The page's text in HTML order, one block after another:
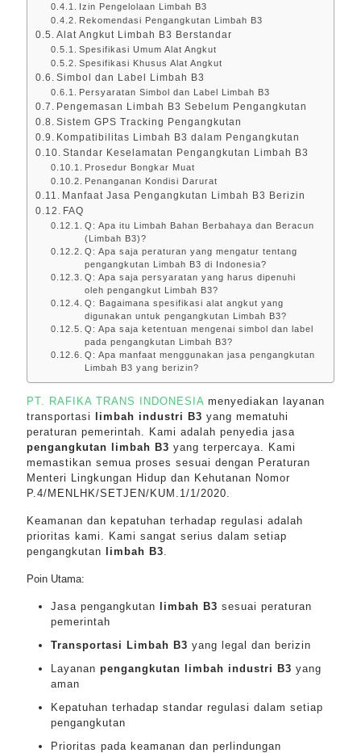
Izin Pengelolaan Limbah B3
Rekomendasi Pengangkutan Limbah B3
Alat Angkut Limbah B3 Berstandar
Spesifikasi Umum Alat Angkut
Spesifikasi Khusus Alat Angkut
Simbol dan Label Limbah B3
Persyaratan Simbol dan Label Limbah B3
Pengemasan Limbah B3 Sebelum Pengangkutan
Sistem GPS Tracking Pengangkutan
Kompatibilitas Limbah B3 dalam Pengangkutan
Standar Keselamatan Pengangkutan Limbah B3
Prosedur Bongkar Muat
Penanganan Kondisi Darurat
Manfaat Jasa Pengangkutan Limbah B3 Berizin
FAQ
Q: Apa itu Limbah Bahan Berbahaya dan Beracun
(Limbah B3)?
Q: Apa saja peraturan yang mengatur tentang
pengangkutan Limbah B3 di Indonesia?
Q: Apa saja persyaratan yang harus dipenuhi
oleh pengangkut Limbah B3?
Q: Bagaimana spesifikasi alat angkut yang
digunakan untuk pengangkutan Limbah B3?
Q: Apa saja ketentuan mengenai simbol dan label
pada pengangkutan Limbah B3?
Q: Apa manfaat menggunakan jasa pengangkutan
Limbah B3 yang berizin?
PT. RAFIKA TRANS INDONESIA menyediakan layanan
transportasi
limbah industri B3 yang mematuhi
peraturan pemerintah. Kami adalah penyedia jasa
pengangkutan limbah B3 yang terpercaya. Kami
memastikan semua proses sesuai dengan Peraturan
Menteri Lingkungan Hidup dan Kehutanan Nomor
P.4/MENLHK/SETJEN/KUM.1/1/2020.
Keamanan dan kepatuhan terhadap regulasi adalah
prioritas kami. Kami sangat serius dalam setiap
pengangkutan
limbah B3.
Poin Utama:
Jasa pengangkutan limbah B3 sesuai peraturan
pemerintah
Transportasi Limbah B3 yang legal dan berizin
Layanan pengangkutan limbah industri B3 yang
aman
Kepatuhan terhadap standar regulasi dalam setiap
pengangkutan
Prioritas pada keamanan dan perlindungan